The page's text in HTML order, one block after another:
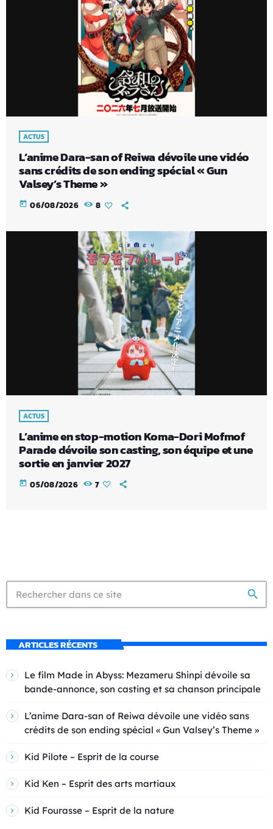
ACTUS
L’anime Dara-san of Reiwa dévoile une vidéo
sans crédits de son ending spécial « Gun
Valsey’s Theme »
today 06/08/2026 8
ACTUS
L’anime en stop-motion Koma-Dori Mofmof
Parade dévoile son casting, son équipe et une
sortie en janvier 2027
today 05/08/2026 7
search
ARTICLES RÉCENTS
Le film Made in Abyss: Mezameru Shinpi dévoile sa
bande-annonce, son casting et sa chanson principale
L’anime Dara-san of Reiwa dévoile une vidéo sans
crédits de son ending spécial « Gun Valsey’s Theme »
Kid Pilote – Esprit de la course
Kid Ken – Esprit des arts martiaux
Kid Fourasse – Esprit de la nature